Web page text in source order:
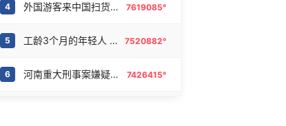
4 外国游客来中国扫货新特产 7619085°
5 工龄3个月的年轻人 挤满折扣零食店 7520882°
6 河南重大刑事案嫌疑人落网 7426415°